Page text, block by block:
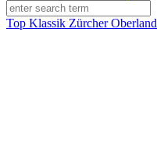
Top Klassik Zürcher Oberland